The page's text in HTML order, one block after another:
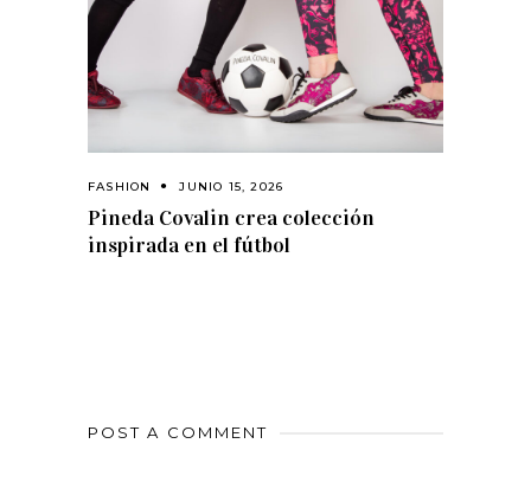
FASHION JUNIO 15, 2026
Pineda Covalin crea colección
inspirada en el fútbol
POST A COMMENT